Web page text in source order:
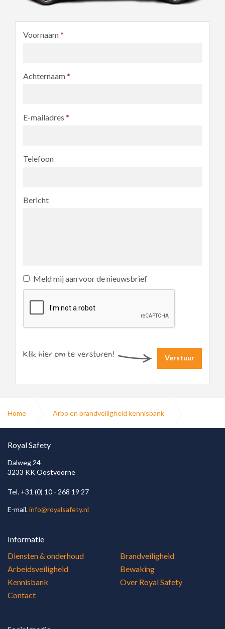
Voornaam*
Achternaam*
E-mailadres *
Telefoon
Bericht
Meld mij aan voor de nieuwsbrief
Verstuur
Home Arbo en brandveiligheid kennisbank
Blusmiddelen
Afpersen droge blusleiding
Royal Safety
Dalweg 24
3233 KK Oostvoorne
Tel. +31 (0) 10 - 268 19 27
E-mail.info@royalsafety.nl
Informatie
Diensten & onderhoud
Brandveiligheid
Arbeidsveiligheid
Bewaking
Kennisbank
Over Royal Safety
Contact